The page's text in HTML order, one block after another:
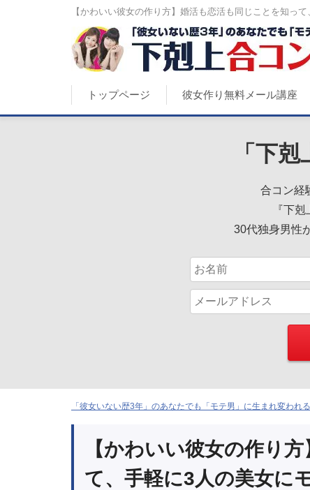
【かわいい彼女の作り方】婚活も恋活も同じことを知っ
トップページ 彼女作り無料メール講座
「下
合コン経
『下
30代独身男性
「彼女いない歴3年」のあなたでも「モテ男」に生まれ変われ
【かわいい彼女の作り
て、手軽に3人の美女に